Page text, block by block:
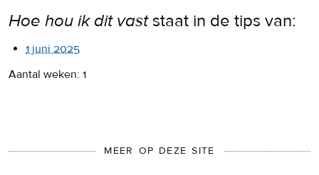
Hoe hou ik dit vaststaat in de tips van:
1 juni 2025
Aantal weken: 1
MEER OP DEZE SITE